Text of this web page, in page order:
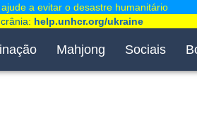
Mahjong Sociais
a evitar o desastre humanitário
help.unhcr.org/ukraine